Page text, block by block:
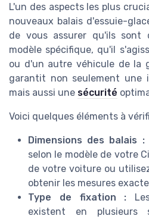
L'un des aspects les plus
nouveaux balais d'essuie-
de vous assurer qu'ils sont
modèle spécifique, qu'il
ou d'un autre véhicule de la
garantit non seulement une
mais aussi une sécurité
Voici quelques éléments à
Dimensions des balais :
selon le modèle de votre
de votre voiture ou
obtenir les mesures
Type de fixation :
existent en plusieurs